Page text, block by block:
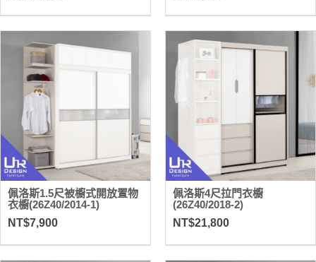
佩洛斯1.5尺被櫥式開放置物
衣櫥(26Z40/2014-1)
NT$7,900
佩洛斯4尺拉門衣櫥
(26Z40/2018-2)
NT$21,800